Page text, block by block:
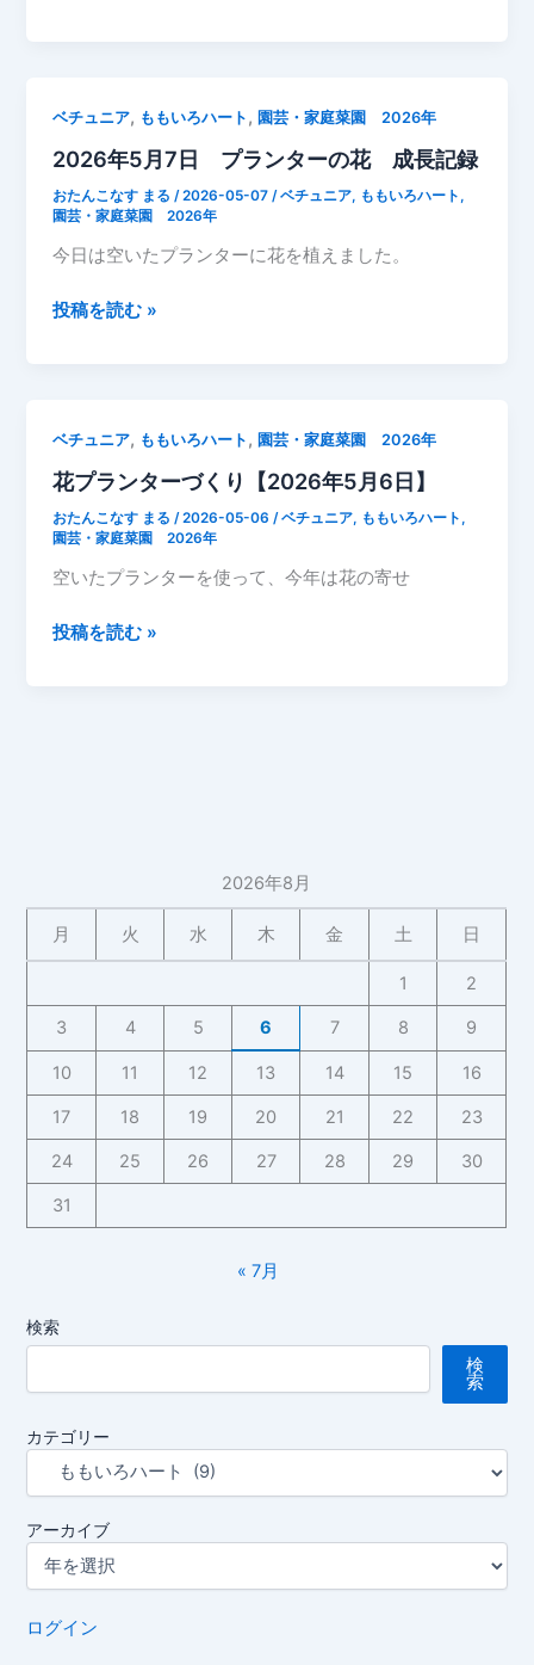
い
る
日
プ
ラ
ン
タ
花
ベ
チ
ニ
「も
い
タ
ー
に
え
ま
し
成
長
記
ベチュニア, ももいろハート , 園芸・家庭菜園 2026年
2026年5月7日 プランターの花 成長記録
おたんこなす まる/2026-05-07/ベチュニア, ももいろハート ,
園芸・家庭菜園 2026年
今日は空いたプランターに花を植えました。
2026
日
プ
ラ
ン
タ
の
投稿を読む »
ベチュニア, ももいろハート , 園芸・家庭菜園 2026年
花プランターづくり【2026年5月6日】
おたんこなす まる/2026-05-06/ベチュニア, ももいろハート ,
園芸・家庭菜園 2026年
空いたプランターを使って、今年は花の寄せ
花
5
6
日】
投稿を読む »
2026年8月
月 火 水 木 金 土 日
1 2
3 4 5 6 7 8 9
10 11 12 13 14 15 16
17 18 19 20 21 22 23
24 25 26 27 28 29 30
31
« 7月
検索
検
索
カテゴリー
アーカイブ
ログイン